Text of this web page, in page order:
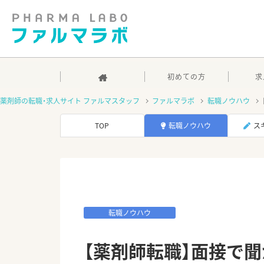
初めての方
薬剤師の転職・求人サイト ファルマスタッフ ファルマラボ 転職ノウハウ
TOP 転職ノウハウ ス
転職ノウハウ
【薬剤師転職】面接